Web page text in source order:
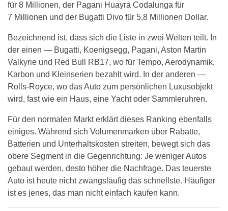
für 8 Millionen, der Pagani Huayra Codalunga für
7 Millionen und der Bugatti Divo für 5,8 Millionen Dollar.
Bezeichnend ist, dass sich die Liste in zwei Welten teilt. In
der einen — Bugatti, Koenigsegg, Pagani, Aston Martin
Valkyrie und Red Bull RB17, wo für Tempo, Aerodynamik,
Karbon und Kleinserien bezahlt wird. In der anderen —
Rolls-Royce, wo das Auto zum persönlichen Luxusobjekt
wird, fast wie ein Haus, eine Yacht oder Sammleruhren.
Für den normalen Markt erklärt dieses Ranking ebenfalls
einiges. Während sich Volumenmarken über Rabatte,
Batterien und Unterhaltskosten streiten, bewegt sich das
obere Segment in die Gegenrichtung: Je weniger Autos
gebaut werden, desto höher die Nachfrage. Das teuerste
Auto ist heute nicht zwangsläufig das schnellste. Häufiger
ist es jenes, das man nicht einfach kaufen kann.